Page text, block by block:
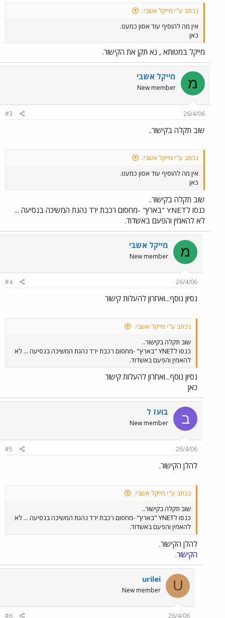
נכתב ע"י מייקל אשבי:
אין מה להוסיף עוד אסון כמעט.
כאן
מייקל במטותא , נא תקן את הקישור.
מ מייקל אשבי
New member
26/4/06
#3
שוב תקלה בקישור..
נכתב ע"י מייקל אשבי:
אין מה להוסיף עוד אסון כמעט.
כאן
שוב תקלה בקישור..
כנסו לYNET "בארץ" -מחסום רכבת ירד נהגת המשיכה בנסיעה ...
לא להאמין והפעם באשדוד.
מ מייקל אשבי
New member
26/4/06
#4
נסיון נוסף...ואחרון להעלות קישור
נכתב ע"י מייקל אשבי:
שוב תקלה בקישור..
כנסו לYNET "בארץ" -מחסום רכבת ירד נהגת המשיכה בנסיעה ... לא
להאמין והפעם באשדוד.
נסיון נוסף...ואחרון להעלות קישור
כאן
ב בועז ל
New member
26/4/06
#5
להלן הקישור.
נכתב ע"י מייקל אשבי:
שוב תקלה בקישור..
כנסו לYNET "בארץ" -מחסום רכבת ירד נהגת המשיכה בנסיעה ... לא
להאמין והפעם באשדוד.
להלן הקישור.
הקישור.
U
urilei
New member
26/4/06
#6